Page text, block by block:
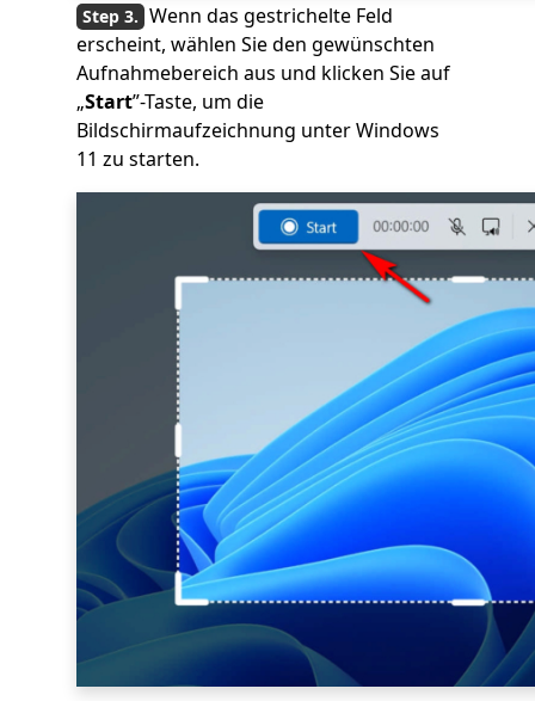
Wenn das gestrichelte Feld
erscheint, wählen Sie den gewünschten
Aufnahmebereich aus und klicken Sie auf
„Start”-Taste, um die
Bildschirmaufzeichnung unter Windows
11 zu starten.